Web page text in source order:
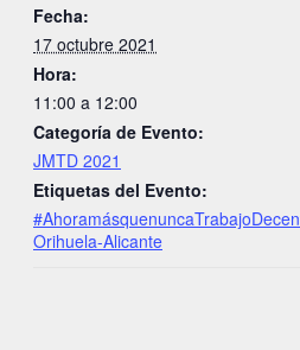
Fecha:
17 octubre 2021
Hora:
11:00 a 12:00
Categoría de Evento:
JMTD 2021
Etiquetas del Evento:
Orihuela-Alicante